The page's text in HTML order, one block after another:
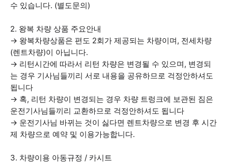
수 있습니다. (별도문의)
2. 왕복 차량 상품 주요안내
→ 왕복차량상품은 편도 2회가 제공되는 차량이며, 전세차량
(렌트차량)이 아닙니다.
→ 리턴시간에 따라서 리턴 차량은 변경될 수 있으며, 변경되
는 경우 기사님들끼리 서로 내용을 공유하므로 걱정안하셔도
됩니다
→ 혹, 리턴 차량이 변경되는 경우 차량 트렁크에 보관된 짐은
운전기사님들끼리 교환하므로 걱정안하셔도 됩니다
→ 운전기사님 바뀌는 것이 싫다면 렌트차량으로 변경 후 시간
제 차량으로 예약 및 이용가능합니다.
3. 차량이용 아동규정 / 카시트